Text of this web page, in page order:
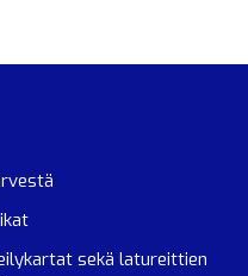
sekä latureittien